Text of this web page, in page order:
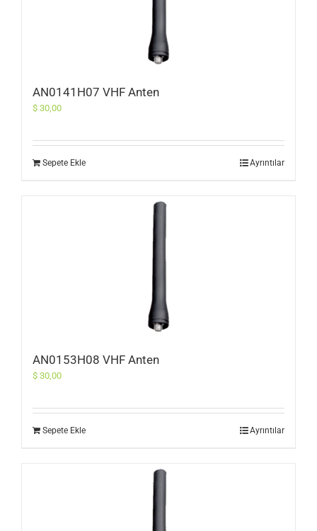
AN0141H07 VHF Anten
$ 30,00
Sepete Ekle Ayrıntılar
AN0153H08 VHF Anten
$ 30,00
Sepete Ekle Ayrıntılar